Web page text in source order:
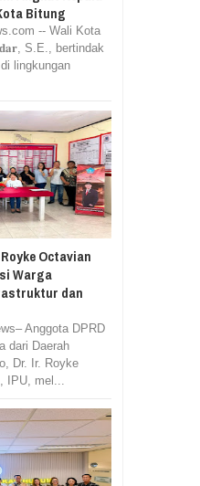
Bitung
-- Wali Kota
S.E., bertindak
lingkungan
Octavian
Warga
dan
Anggota DPRD
dari Daerah
Dr. Ir. Royke
IPU, mel...